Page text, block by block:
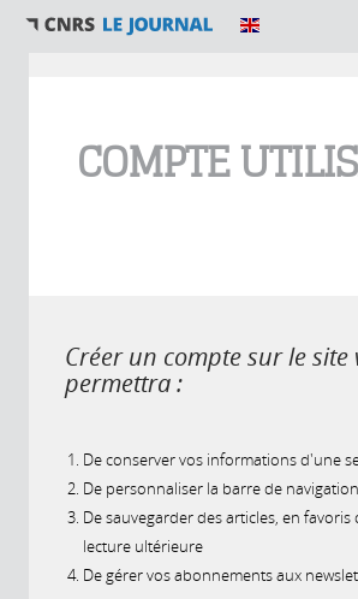
COMPTE
Créer un compte sur le site
permettra :
De conserver vos informations d'une
De personnaliser la barre de navigation
De sauvegarder des articles, en
lecture ultérieure
De gérer vos abonnements aux